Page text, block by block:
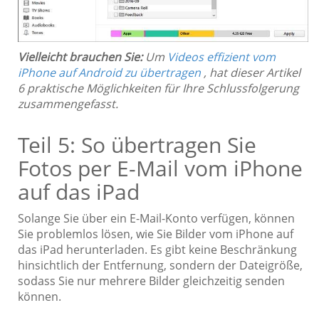
Vielleicht brauchen Sie:Um Videos effizient vom
iPhone auf Android zu übertragen , hat dieser Artikel
6 praktische Möglichkeiten für Ihre Schlussfolgerung
zusammengefasst.
Teil 5: So übertragen Sie
Fotos per E-Mail vom iPhone
auf das iPad
Solange Sie über ein E-Mail-Konto verfügen, können
Sie problemlos lösen, wie Sie Bilder vom iPhone auf
das iPad herunterladen. Es gibt keine Beschränkung
hinsichtlich der Entfernung, sondern der Dateigröße,
sodass Sie nur mehrere Bilder gleichzeitig senden
können.